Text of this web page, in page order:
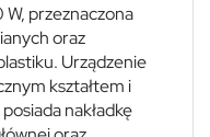
przeznaczona
oraz
Urządzenie
kształtem i
nakładkę